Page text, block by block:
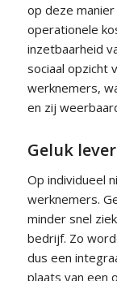
op deze
operationele
inzetbaarheid
sociaal opzicht
werknemers,
en zij
Geluk
Op individueel
werknemers.
minder snel
bedrijf. Zo
dus een
plaats van een